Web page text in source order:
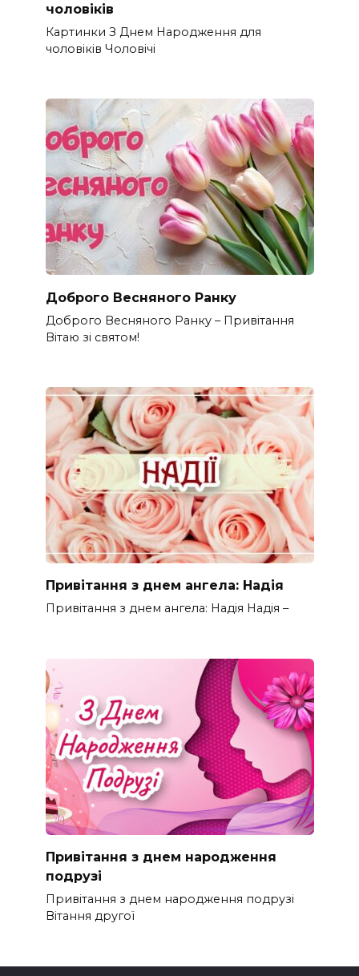
чоловіків​
Картинки З Днем Народження для
чоловіків​ Чоловічі
Доброго Весняного Ранку
Доброго Весняного Ранку – Привітання
Вітаю зі святом!
Привітання з днем ангела: Надія
Привітання з днем ангела: Надія Надія –
Привітання з днем народження
подрузі
Привітання з днем народження подрузі
Вітання другої